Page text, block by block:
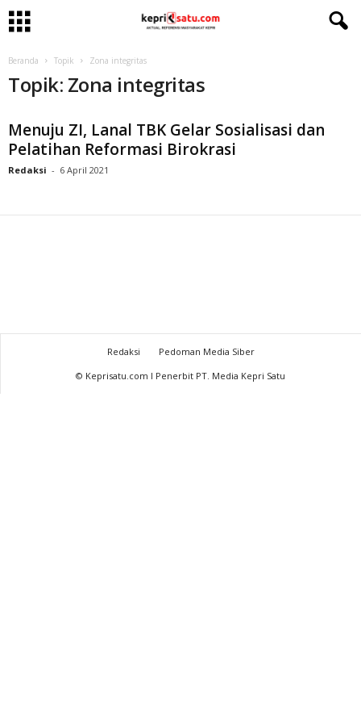
Beranda Topik Zona integritas
Topik: Zona integritas
Menuju ZI, Lanal TBK Gelar Sosialisasi dan
Pelatihan Reformasi Birokrasi
Redaksi - 6 April 2021
Redaksi
Pedoman Media Siber
© Keprisatu.com I Penerbit PT. Media Kepri Satu